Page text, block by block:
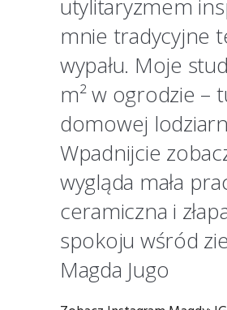
utylitaryzmem
mnie tradycyjne
wypału. Moje
m² w ogrodzie –
domowej
Wpadnijcie
wygląda mała
ceramiczna i
spokoju wśród
Magda Jugo